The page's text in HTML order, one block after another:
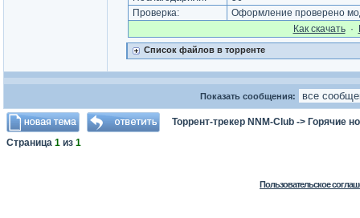
Проверка:
Оформление проверено
Как cкачать·
Список файлов в торренте
Показать сообщения:
Торрент-трекер NNM-Club -> Горячие
Страница 1 из 1
Пользовательское